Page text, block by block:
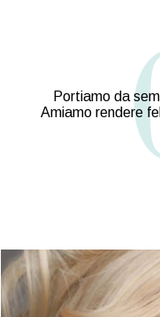
Portiamo da
Amiamo rendere